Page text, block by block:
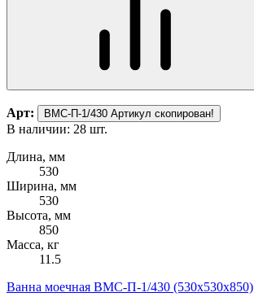
Арт: ВМС-П-1/430 Артикул скопирован!
В наличии: 28 шт.
Длина, мм
530
Ширина, мм
530
Высота, мм
850
Масса, кг
11.5
Ванна моечная ВМС-П-1/430 (530х530х850)